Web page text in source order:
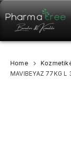
Home
MAVIBEYAZ 77KG L